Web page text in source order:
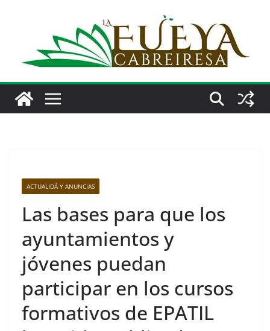
ACTUALIDÁ Y ANUNCIAS
Las bases para que los
ayuntamientos y
jóvenes puedan
participar en los cursos
formativos de EPATIL